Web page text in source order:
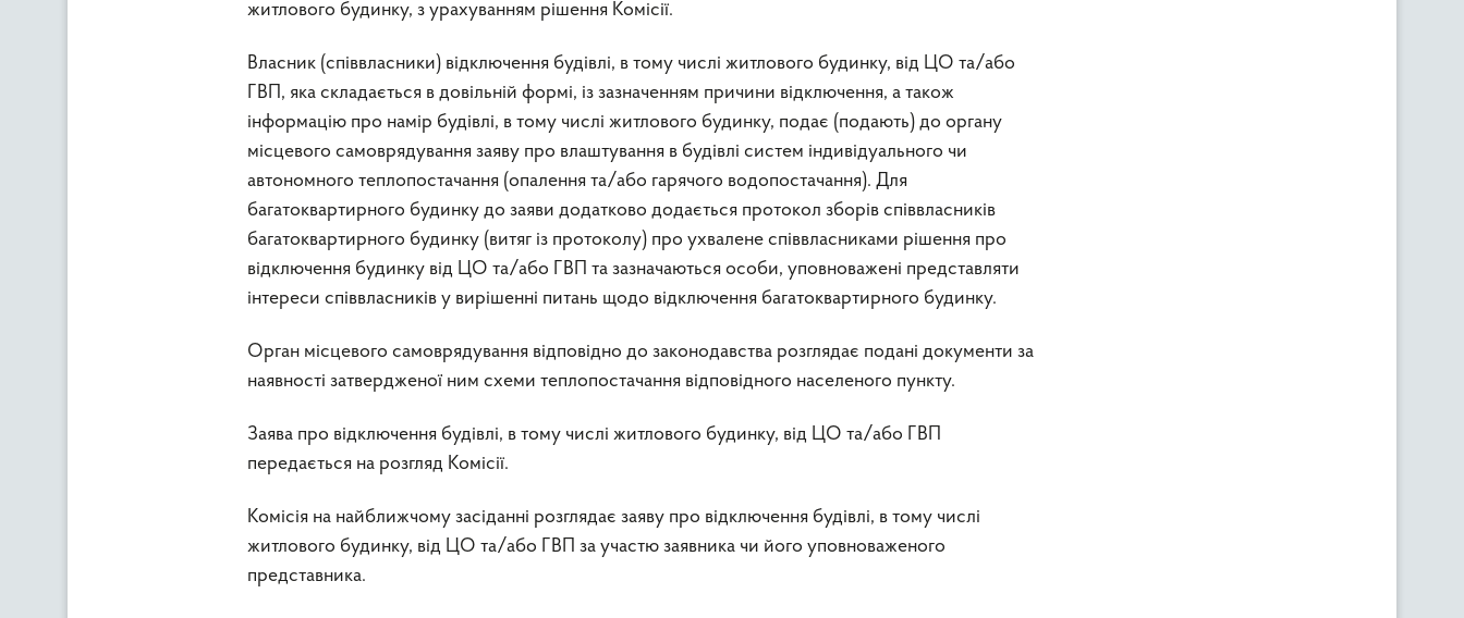
житлового будинку, з урахуванням рішення Комісії.
Власник (співвласники) відключення будівлі, в тому числі житлового будинку, від ЦО та/або
ГВП, яка складається в довільній формі, із зазначенням причини відключення, а також
інформацію про намір будівлі, в тому числі житлового будинку, подає (подають) до органу
місцевого самоврядування заяву про влаштування в будівлі систем індивідуального чи
автономного теплопостачання (опалення та/або гарячого водопостачання). Для
багатоквартирного будинку до заяви додатково додається протокол зборів співвласників
багатоквартирного будинку (витяг із протоколу) про ухвалене співвласниками рішення про
відключення будинку від ЦО та/або ГВП та зазначаються особи, уповноважені представляти
інтереси співвласників у вирішенні питань щодо відключення багатоквартирного будинку.
Орган місцевого самоврядування відповідно до законодавства розглядає подані документи за
наявності затвердженої ним схеми теплопостачання відповідного населеного пункту.
Заява про відключення будівлі, в тому числі житлового будинку, від ЦО та/або ГВП
передається на розгляд Комісії.
Комісія на найближчому засіданні розглядає заяву про відключення будівлі, в тому числі
житлового будинку, від ЦО та/або ГВП за участю заявника чи його уповноваженого
представника.